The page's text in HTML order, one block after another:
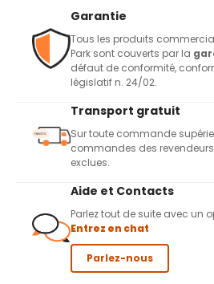
Garantie
Tous les produits
Park sont couverts par la
défaut de conformité,
législatif n. 24/02.
Transport gratuit
Sur toute commande
commandes des
exclues.
Aide et Contacts
Parlez tout de suite avec un
Entrez en chat
Parlez-nous